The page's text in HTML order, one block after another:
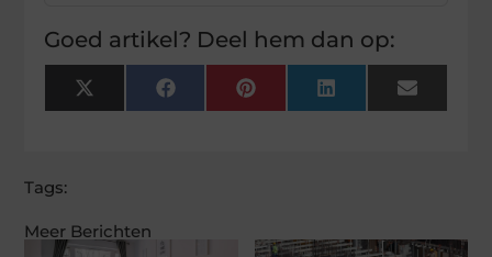
Meer Berichten
Goed artikel? Deel hem dan op:
X
(Twitter)
FacebookPinterest LinkedIn Email
Tags: